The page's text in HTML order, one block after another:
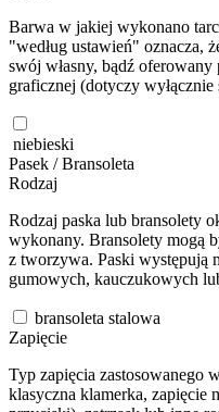
Barwa w jakiej wykonano
"według ustawień" oznacza,
swój własny, bądź
graficznej (dotyczy wyłącznie
niebieski
Pasek / Bransoleta
Rodzaj
Rodzaj paska lub bransolety
wykonany. Bransolety mogą
z tworzywa. Paski występują
gumowych, kauczukowych
bransoleta stalowa
Zapięcie
Typ zapięcia zastosowanego
klasyczna klamerka, zapięcie